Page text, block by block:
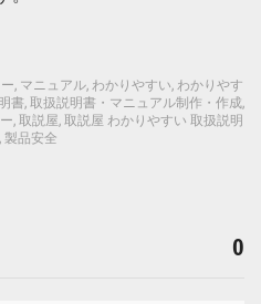
, マニュアル, わかりやすい, わかりやす
書, 取扱説明書・マニュアル制作・作成,
, 取説屋, 取説屋 わかりやすい 取扱説明
, 製品安全
0